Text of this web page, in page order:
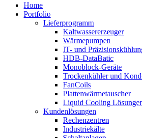
Home
Portfolio
Lieferprogramm
Kaltwassererzeuger
Wärmepumpen
IT- und
HDB-DataBatic
Monoblock-Geräte
Trockenkühler und
FanCoils
Plattenwärmetauscher
Liquid Cooling
Kundenlösungen
Rechenzentren
Industriekälte